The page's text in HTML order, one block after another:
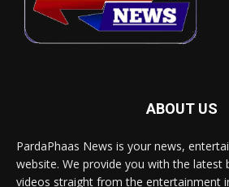
ABOUT US
PardaPhaas News is your news,
website. We provide you with the latest
videos straight from the entertainment